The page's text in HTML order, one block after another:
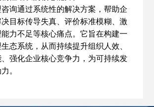
通过系统性的解决方案，帮助企
目标传导失真、评价标准模糊、激
力不足等核心痛点。它旨在构建一
态系统，从而持续提升组织人效、
强化企业核心竞争力，为可持续发
。